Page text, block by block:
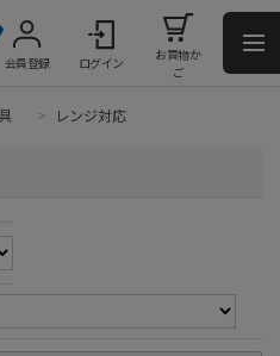
会員登録 ログイン
お買物か
ご
> レンジ対応